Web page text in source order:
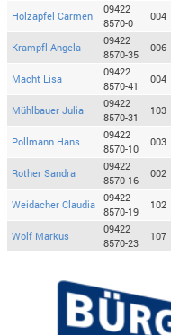
Holzapfel Carmen
09422
8570-0
004
Krampfl Angela
09422
8570-35
006
Macht Lisa
09422
8570-41
004
Mühlbauer Julia
09422
8570-31
103
Pollmann Hans
09422
8570-10
003
Rother Sandra
09422
8570-16
002
Weidacher Claudia
09422
8570-19
102
Wolf Markus
09422
8570-23
107